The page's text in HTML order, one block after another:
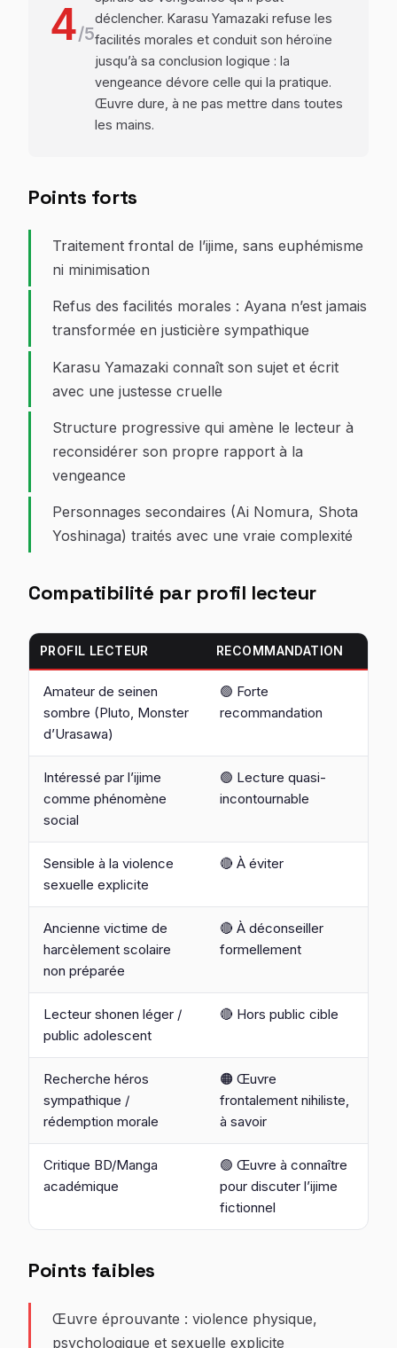
4/5
déclencher. Karasu Yamazaki refuse les
facilités morales et conduit son héroïne
jusqu’à sa conclusion logique : la
vengeance dévore celle qui la pratique.
Œuvre dure, à ne pas mettre dans toutes
les mains.
Points forts
Traitement frontal de l’ijime, sans euphémisme
ni minimisation
Refus des facilités morales : Ayana n’est jamais
transformée en justicière sympathique
Karasu Yamazaki connaît son sujet et écrit
avec une justesse cruelle
Structure progressive qui amène le lecteur à
reconsidérer son propre rapport à la
vengeance
Personnages secondaires (Ai Nomura, Shota
Yoshinaga) traités avec une vraie complexité
Compatibilité par profil lecteur
PROFIL LECTEUR RECOMMANDATION
Amateur de seinen
sombre (Pluto, Monster
d’Urasawa)
🟢 Forte
recommandation
Intéressé par l’ijime
comme phénomène
social
🟢 Lecture quasi-
incontournable
Sensible à la violence
sexuelle explicite
🔴 À éviter
Ancienne victime de
harcèlement scolaire
non préparée
🔴 À déconseiller
formellement
Lecteur shonen léger /
public adolescent
🔴 Hors public cible
Recherche héros
sympathique /
rédemption morale
🟠 Œuvre
frontalement nihiliste,
à savoir
Critique BD/Manga
académique
🟢 Œuvre à connaître
pour discuter l’ijime
fictionnel
Points faibles
Œuvre éprouvante : violence physique,
psychologique et sexuelle explicite